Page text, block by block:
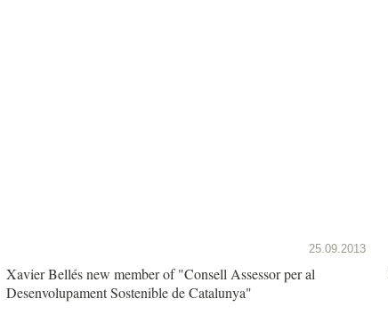
25.09.2013
Xavier Bellés new member of "Consell Assessor per al
Desenvolupament Sostenible de Catalunya"